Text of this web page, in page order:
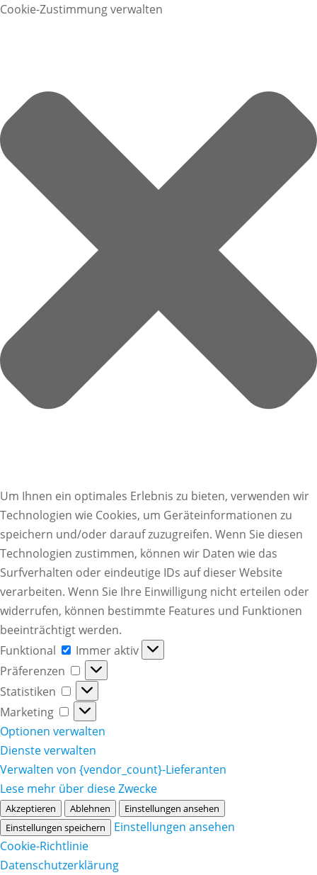
Cookie-Zustimmung verwalten
Um Ihnen ein optimales Erlebnis zu bieten, verwenden wir
Technologien wie Cookies, um Geräteinformationen zu
speichern und/oder darauf zuzugreifen. Wenn Sie diesen
Technologien zustimmen, können wir Daten wie das
Surfverhalten oder eindeutige IDs auf dieser Website
verarbeiten. Wenn Sie Ihre Einwilligung nicht erteilen oder
widerrufen, können bestimmte Features und Funktionen
beeinträchtigt werden.
Funktional
Funktional
Immer aktiv
Präferenzen
Präferenzen
Statistiken
Statistiken
Marketing
Marketing
Optionen verwalten
Dienste verwalten
Verwalten von {vendor_count}-Lieferanten
Lese mehr über diese Zwecke
Akzeptieren Ablehnen
Einstellungen ansehen
Einstellungen speichern
Einstellungen ansehen
Cookie-Richtlinie
Datenschutzerklärung